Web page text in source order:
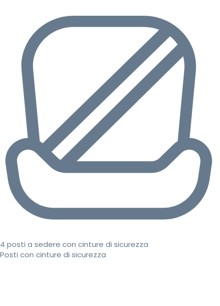
4 posti a sedere con cinture di sicurezza
Posti con cinture di sicurezza